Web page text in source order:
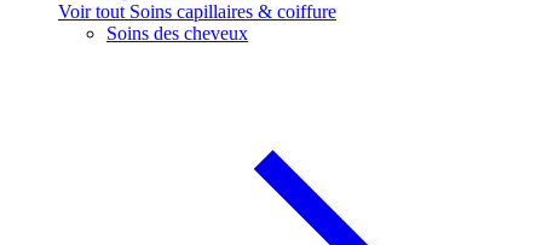
Voir tout Soins capillaires & coiffure
Soins des cheveux